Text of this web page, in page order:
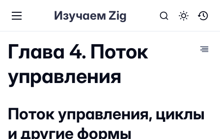
Изучаем Zig
Глава 4. Поток
управления
Поток управления, циклы
и другие формы